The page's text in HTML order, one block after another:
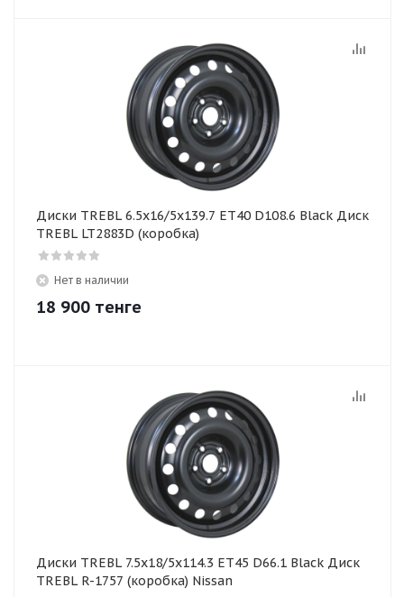
Диски TREBL 6.5x16/5x139.7 ET40 D108.6 Black Диск
TREBL LT2883D (коробка)
Нет в наличии
18 900 тенге
Диски TREBL 7.5x18/5x114.3 ET45 D66.1 Black Диск
TREBL R-1757 (коробка) Nissan